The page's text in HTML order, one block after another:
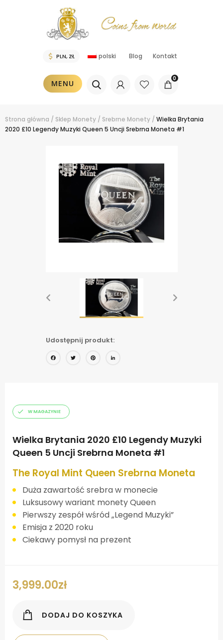
polski Blog Kontakt
MENU
0
Strona główna / Sklep Monety / Srebrne Monety / Wielka Brytania
2020 £10 Legendy Muzyki Queen 5 Uncji Srebrna Moneta #1
Udostępnij produkt:
Facebook
TwitterPinterest
W MAGAZYNIE
Wielka Brytania 2020 £10 Legendy Muzyki
Queen 5 Uncji Srebrna Moneta #1
The Royal Mint Queen Srebrna Moneta
Duża zawartość srebra w monecie
Luksusowy wariant monety Queen
Pierwszy zespół wśród „Legend Muzyki”
Emisja z 2020 roku
Ciekawy pomysł na prezent
3,999.00zł
DODAJ DO KOSZYKA